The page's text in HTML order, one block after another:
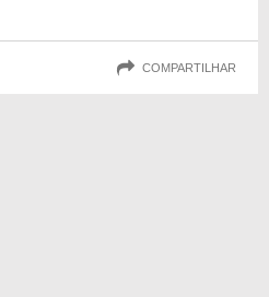
COMPARTILHAR